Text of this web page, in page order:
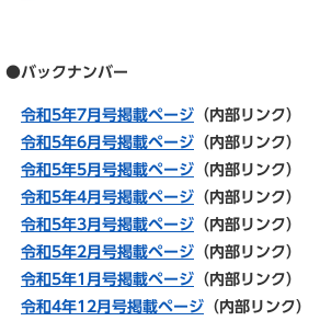
●バックナンバー
令和5年7月号掲載ページ （内部リンク）
令和5年6月号掲載ページ （内部リンク）
令和5年5月号掲載ページ （内部リンク）
令和5年4月号掲載ページ （内部リンク）
令和5年3月号掲載ページ （内部リンク）
令和5年2月号掲載ページ （内部リンク）
令和5年1月号掲載ページ （内部リンク）
令和4年12月号掲載ページ （内部リンク）